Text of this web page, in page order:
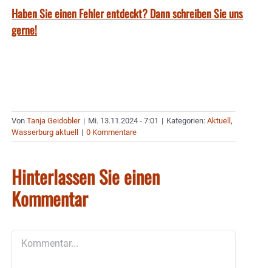
Haben Sie einen Fehler entdeckt? Dann schreiben Sie uns
gerne!
Von Tanja Geidobler | Mi. 13.11.2024 - 7:01 | Kategorien: Aktuell ,
Wasserburg aktuell
| 0 Kommentare
Hinterlassen Sie einen
Kommentar